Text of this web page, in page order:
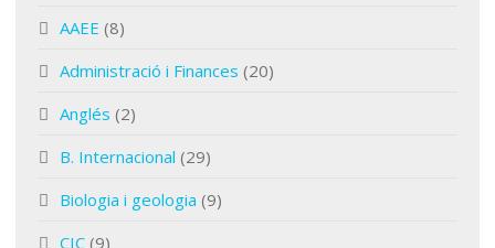
AAEE (8)
Administració i Finances (20)
Anglés (2)
B. Internacional (29)
Biologia i geologia (9)
CIC (9)